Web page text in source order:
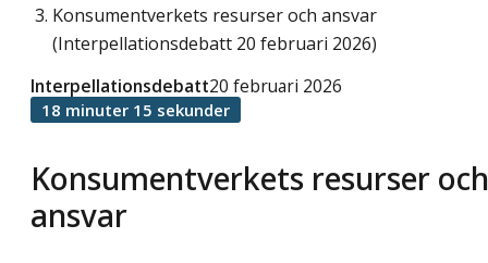
Konsumentverkets resurser och ansvar
(Interpellationsdebatt 20 februari 2026)
Konsumentverkets resurser och
ansvar
Interpellationsdebatt20 februari 2026
18 minuter 15 sekunder